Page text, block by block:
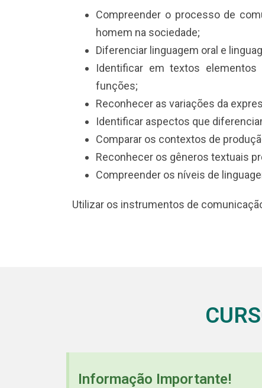
Compreender o processo de
homem na sociedade;
Diferenciar linguagem oral e
Identificar em textos
funções;
Reconhecer as variações da
Identificar aspectos que
Comparar os contextos de
Reconhecer os gêneros textuais
Compreender os níveis de
Utilizar os instrumentos de
Informação Importante!